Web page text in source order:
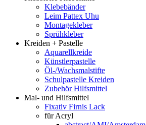
Klebebänder
Leim Pattex Uhu
Montagekleber
Sprühkleber
Kreiden + Pastelle
Aquarellkreide
Künstlerpastelle
Öl-/Wachsmalstifte
Schulpastelle Kreiden
Zubehör Hilfsmittel
Mal- und Hilfsmittel
Fixativ Firnis Lack
für Acryl